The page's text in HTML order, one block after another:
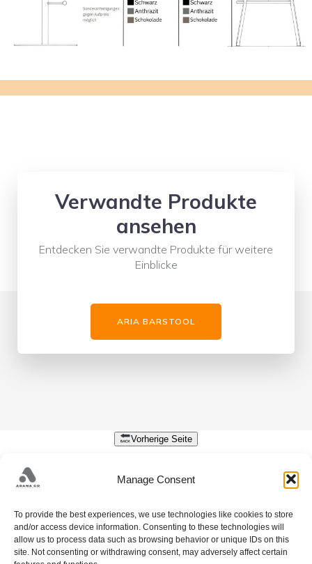
Manage Consent
To provide the best experiences, we use technologies like cookies to store
and/or access device information. Consenting to these technologies will
allow us to process data such as browsing behavior or unique IDs on this
site. Not consenting or withdrawing consent, may adversely affect certain
Verwandte Produkte
ansehen
Entdecken Sie verwandte Produkte für weitere
Einblicke
ARIA BARSTOOL
Vorherige Seite
+38733428405;
PUT FAMOSA 34A; 71212 HRASNICA; SARAJEVO;
HADŽELI 226; 71240 HADŽIĆI; SARAJEVO;
info@adanaco.ba